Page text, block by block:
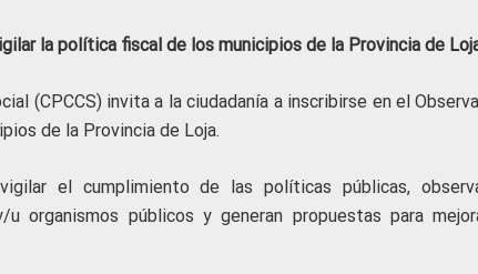
la política fiscal de los municipios de la Provincia de
(CPCCS) invita a la ciudadanía a inscribirse en el
de la Provincia de Loja.
el cumplimiento de las políticas públicas,
organismos públicos y generan propuestas para